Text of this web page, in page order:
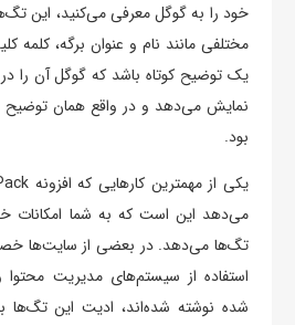
خود را به گوگل معرفی می‌کنید، این
مختلفی مانند نام و عنوان برگه، کلمه
یک توضیح کوتاه باشد که گوگل آن را
بود.
می‌دهد این است که به شما امکانات
تگ‌ها می‌دهد. در بعضی از سایت‌ها
استفاده از سیستم‌های مدیریت
شده نوشته شده‌اند، ادیت این تگ‌ها